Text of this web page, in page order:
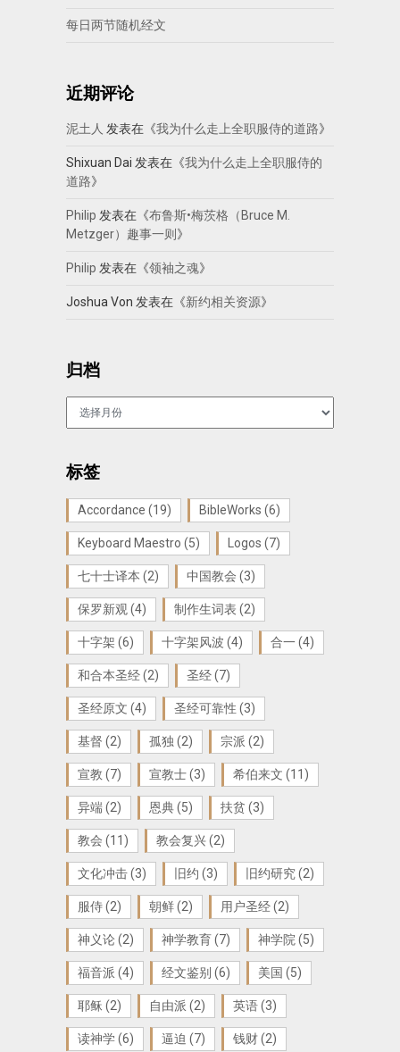
每日两节随机经文
近期评论
泥土人 发表在《我为什么走上全职服侍的道路》
Shixuan Dai 发表在《我为什么走上全职服侍的
道路》
Philip 发表在《布鲁斯•梅茨格（Bruce M.
Metzger）趣事一则 》
Philip 发表在《领袖之魂》
Joshua Von 发表在《新约相关资源》
归档
标签
Accordance (19) BibleWorks (6)
Keyboard Maestro (5) Logos (7)
七十士译本 (2) 中国教会 (3)
保罗新观(4) 制作生词表 (2)
十字架 (6) 十字架风波 (4) 合一(4)
和合本圣经(2) 圣经(7)
圣经原文 (4) 圣经可靠性 (3)
基督 (2) 孤独 (2) 宗派 (2)
宣教 (7) 宣教士(3) 希伯来文 (11)
异端(2) 恩典(5) 扶贫 (3)
教会 (11) 教会复兴(2)
文化冲击(3) 旧约 (3) 旧约研究(2)
服侍(2) 朝鲜(2) 用户圣经(2)
神义论(2) 神学教育(7) 神学院(5)
福音派 (4) 经文鉴别 (6) 美国 (5)
耶稣 (2) 自由派 (2) 英语(3)
读神学(6) 逼迫 (7) 钱财(2)